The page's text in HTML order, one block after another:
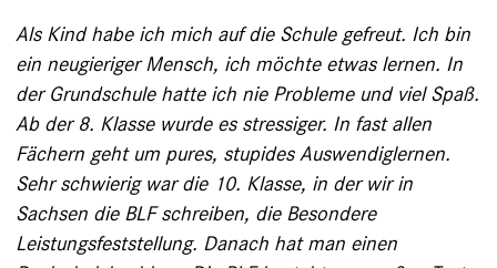
Als Kind habe ich mich auf die Schule gefreut. Ich bin
ein neugieriger Mensch, ich möchte etwas lernen. In
der Grundschule hatte ich nie Probleme und viel Spaß.
Ab der 8. ­Klasse wurde es stressiger. In fast allen
Fächern geht um pures, stupides Auswendig­lernen.
Sehr schwierig war die 10. Klasse, in der wir in
Sachsen die BLF schreiben, die ­Besondere
Leistungsfeststellung. Danach hat man ­einen